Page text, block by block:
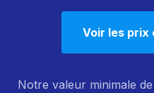
Voir les prix
Notre valeur minimale